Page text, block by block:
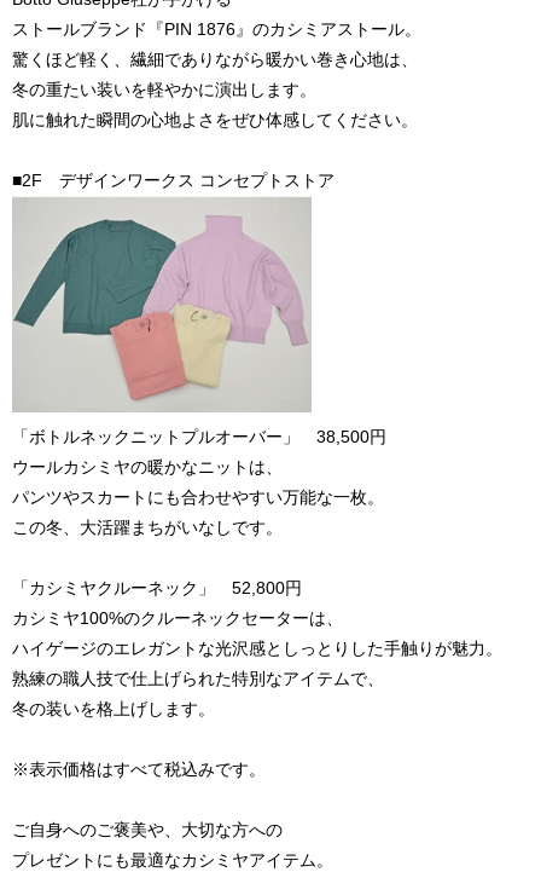
ストールブランド『PIN 1876』のカシミアストール。
驚くほど軽く、繊細でありながら暖かい巻き心地は、
冬の重たい装いを軽やかに演出します。
肌に触れた瞬間の心地よさをぜひ体感してください。
■2F デザインワークス コンセプトストア
「ボトルネックニットプルオーバー」 38,500円
ウールカシミヤの暖かなニットは、
パンツやスカートにも合わせやすい万能な一枚。
この冬、大活躍まちがいなしです。
「カシミヤクルーネック」 52,800円
カシミヤ100%のクルーネックセーターは、
ハイゲージのエレガントな光沢感としっとりした手触りが魅力。
熟練の職人技で仕上げられた特別なアイテムで、
冬の装いを格上げします。
※表示価格はすべて税込みです。
ご自身へのご褒美や、大切な方への
プレゼントにも最適なカシミヤアイテム。